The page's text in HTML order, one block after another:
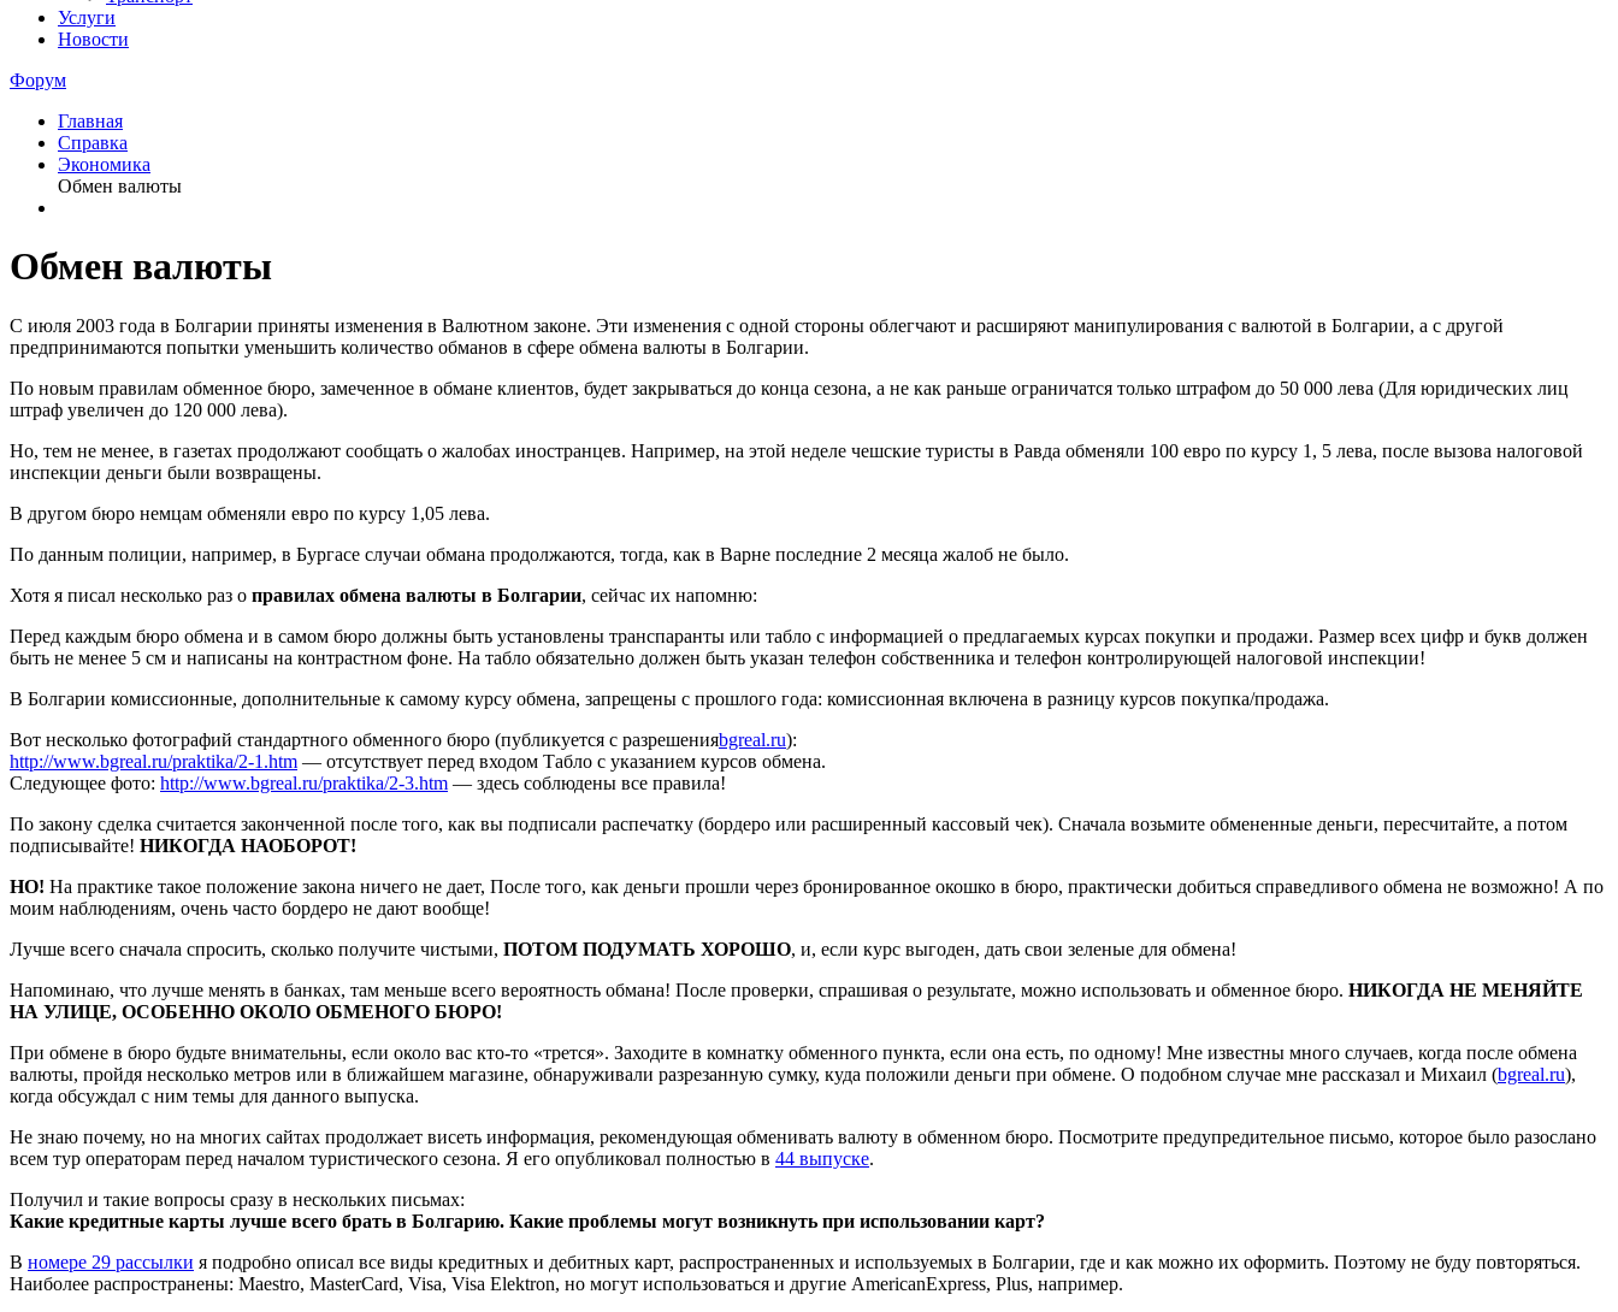
Услуги
Новости
Форум
Главная
Справка
Экономика
Обмен валюты
Обмен валюты
С июля 2003 года в Болгарии приняты изменения в Валютном законе. Эти изменения с одной стороны облегчают и расширяют манипулирования с валютой в Болгарии, а с другой
предпринимаются попытки уменьшить количество обманов в сфере обмена валюты в Болгарии.
По новым правилам обменное бюро, замеченное в обмане клиентов, будет закрываться до конца сезона, а не как раньше ограничатся только штрафом до 50 000 лева (Для юридических лиц
штраф увеличен до 120 000 лева).
Но, тем не менее, в газетах продолжают сообщать о жалобах иностранцев. Например, на этой неделе чешские туристы в Равда обменяли 100 евро по курсу 1, 5 лева, после вызова налоговой
инспекции деньги были возвращены.
В другом бюро немцам обменяли евро по курсу 1,05 лева.
По данным полиции, например, в Бургасе случаи обмана продолжаются, тогда, как в Варне последние 2 месяца жалоб не было.
Хотя я писал несколько раз о правилах обмена валюты в Болгарии, сейчас их напомню:
Перед каждым бюро обмена и в самом бюро должны быть установлены транспаранты или табло с информацией о предлагаемых курсах покупки и продажи. Размер всех цифр и букв должен
быть не менее 5 см и написаны на контрастном фоне. На табло обязательно должен быть указан телефон собственника и телефон контролирующей налоговой инспекции!
В Болгарии комиссионные, дополнительные к самому курсу обмена, запрещены с прошлого года: комиссионная включена в разницу курсов покупка/продажа.
Вот несколько фотографий стандартного обменного бюро (публикуется с разрешенияbgreal.ru):
http://www.bgreal.ru/praktika/2-1.htm — отсутствует перед входом Табло с указанием курсов обмена.
Следующее фото: http://www.bgreal.ru/praktika/2-3.htm — здесь соблюдены все правила!
По закону сделка считается законченной после того, как вы подписали распечатку (бордеро или расширенный кассовый чек). Сначала возьмите обмененные деньги, пересчитайте, а потом
подписывайте! НИКОГДА НАОБОРОТ!
НО! На практике такое положение закона ничего не дает, После того, как деньги прошли через бронированное окошко в бюро, практически добиться справедливого обмена не возможно! А по
моим наблюдениям, очень часто бордеро не дают вообще!
Лучше всего сначала спросить, сколько получите чистыми, ПОТОМ ПОДУМАТЬ ХОРОШО, и, если курс выгоден, дать свои зеленые для обмена!
Напоминаю, что лучше менять в банках, там меньше всего вероятность обмана! После проверки, спрашивая о результате, можно использовать и обменное бюро. НИКОГДА НЕ МЕНЯЙТЕ
НА УЛИЦЕ, ОСОБЕННО ОКОЛО ОБМЕНОГО БЮРО!
При обмене в бюро будьте внимательны, если около вас кто-то «трется». Заходите в комнатку обменного пункта, если она есть, по одному! Мне известны много случаев, когда после обмена
валюты, пройдя несколько метров или в ближайшем магазине, обнаруживали разрезанную сумку, куда положили деньги при обмене. О подобном случае мне рассказал и Михаил (bgreal.ru),
когда обсуждал с ним темы для данного выпуска.
Не знаю почему, но на многих сайтах продолжает висеть информация, рекомендующая обменивать валюту в обменном бюро. Посмотрите предупредительное письмо, которое было разослано
всем тур операторам перед началом туристического сезона. Я его опубликовал полностью в 44 выпуске.
Получил и такие вопросы сразу в нескольких письмах:
Какие кредитные карты лучше всего брать в Болгарию. Какие проблемы могут возникнуть при использовании карт?
В номере 29 рассылки я подробно описал все виды кредитных и дебитных карт, распространенных и используемых в Болгарии, где и как можно их оформить. Поэтому не буду повторяться.
Наиболее распространены: Maestro, MasterCard, Visa, Visa Elektron, но могут использоваться и другие AmericanExpress, Plus, например.